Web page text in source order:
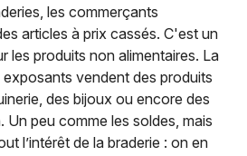
les commerçants
articles à prix cassés. C'est un
les produits non alimentaires. La
vendent des produits
des bijoux ou encore des
peu comme les soldes, mais
l’intérêt de la braderie : on en